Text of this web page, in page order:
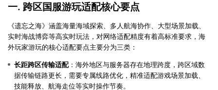
一. 跨区国服游玩适配核心要点
《遗忘之海》涵盖海量海域探索、多人航海协作、大型场景加载、
实时海战博弈等高实时玩法，对网络适配精度有着高标准要求，海
外玩家游玩的核心适配要点主要分为三类：
长距跨区传输适配：海外地区与服务器存在地理跨度，跨区域数
据传输链路更长，需要专属线路优化，精准适配游戏场景加载、
技能释放、航海走位等实时操作节奏。